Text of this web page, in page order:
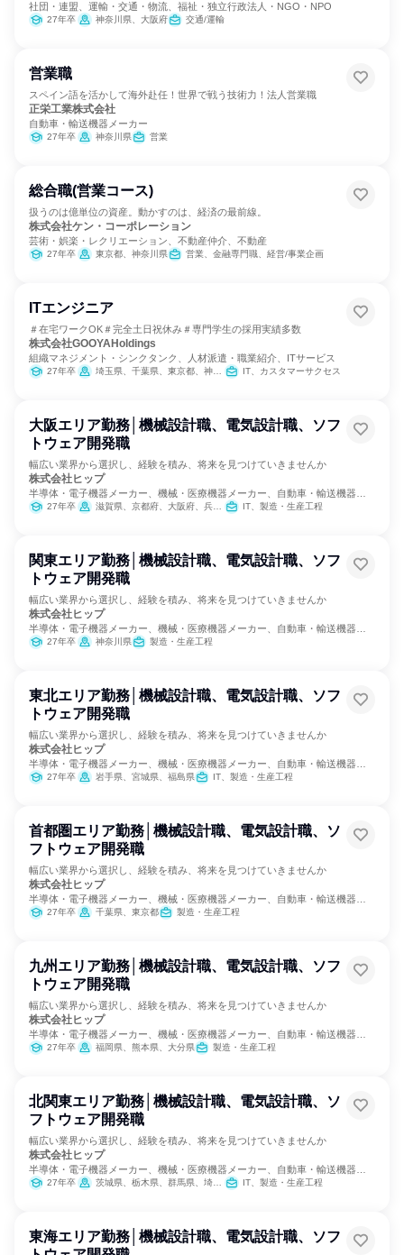
社団・連盟、運輸・交通・物流、福祉・独立行政法人・NGO・NPO
27年卒 神奈川県、大阪府 交通/運輸
営業職
スペイン語を活かして海外赴任！世界で戦う技術力！法人営業職
正栄工業株式会社
自動車・輸送機器メーカー
27年卒 神奈川県 営業
総合職(営業コース)
扱うのは億単位の資産。動かすのは、経済の最前線。
株式会社ケン・コーポレーション
芸術・娯楽・レクリエーション、不動産仲介、不動産
27年卒 東京都、神奈川県 営業、金融専門職、経営/事業企画
ITエンジニア
＃在宅ワークOK＃完全土日祝休み＃専門学生の採用実績多数
株式会社GOOYAHoldings
組織マネジメント・シンクタンク、人材派遣・職業紹介、ITサービス
27年卒 埼玉県、千葉県、東京都、神奈川県 IT、カスタマーサクセス
大阪エリア勤務│機械設計職、電気設計職、ソフ
トウェア開発職
幅広い業界から選択し、経験を積み、将来を見つけていきませんか
株式会社ヒップ
半導体・電子機器メーカー、機械・医療機器メーカー、自動車・輸送機器メ
ーカー27年卒 滋賀県、京都府、大阪府、兵庫県、岡山県、広島県 IT、製造・生産工程
関東エリア勤務│機械設計職、電気設計職、ソフ
トウェア開発職
幅広い業界から選択し、経験を積み、将来を見つけていきませんか
株式会社ヒップ
半導体・電子機器メーカー、機械・医療機器メーカー、自動車・輸送機器メ
ーカー27年卒 神奈川県 製造・生産工程
東北エリア勤務│機械設計職、電気設計職、ソフ
トウェア開発職
幅広い業界から選択し、経験を積み、将来を見つけていきませんか
株式会社ヒップ
半導体・電子機器メーカー、機械・医療機器メーカー、自動車・輸送機器メ
ーカー27年卒 岩手県、宮城県、福島県 IT、製造・生産工程
首都圏エリア勤務│機械設計職、電気設計職、ソ
フトウェア開発職
幅広い業界から選択し、経験を積み、将来を見つけていきませんか
株式会社ヒップ
半導体・電子機器メーカー、機械・医療機器メーカー、自動車・輸送機器メ
ーカー27年卒 千葉県、東京都 製造・生産工程
九州エリア勤務│機械設計職、電気設計職、ソフ
トウェア開発職
幅広い業界から選択し、経験を積み、将来を見つけていきませんか
株式会社ヒップ
半導体・電子機器メーカー、機械・医療機器メーカー、自動車・輸送機器メ
ーカー27年卒 福岡県、熊本県、大分県 製造・生産工程
北関東エリア勤務│機械設計職、電気設計職、ソ
フトウェア開発職
幅広い業界から選択し、経験を積み、将来を見つけていきませんか
株式会社ヒップ
半導体・電子機器メーカー、機械・医療機器メーカー、自動車・輸送機器メ
ーカー27年卒 茨城県、栃木県、群馬県、埼玉県 IT、製造・生産工程
東海エリア勤務│機械設計職、電気設計職、ソフ